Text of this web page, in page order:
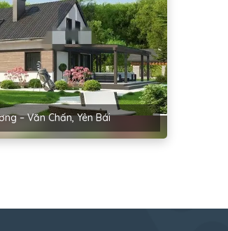
– Văn Chấn, Yên Bái